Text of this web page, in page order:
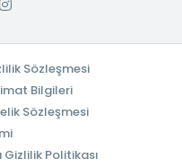
Sözleşmesi
Bilgileri
Sözleşmesi
Politikası